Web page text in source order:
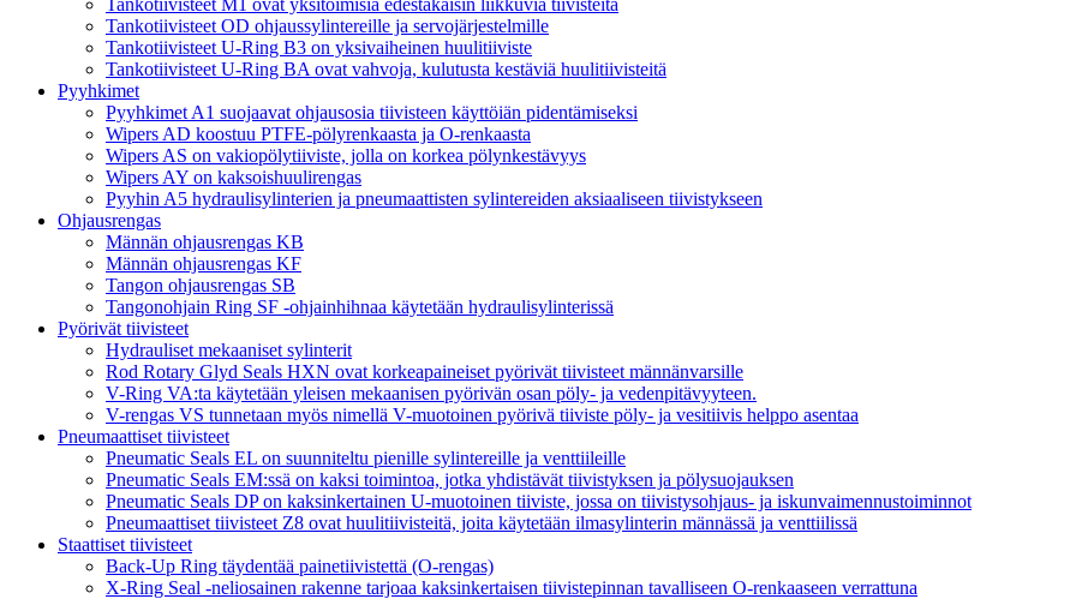
Tankotiivisteet OD ohjaussylintereille ja servojärjestelmille
Tankotiivisteet U-Ring B3 on yksivaiheinen huulitiiviste
Tankotiivisteet U-Ring BA ovat vahvoja, kulutusta kestäviä huulitiivisteitä
Pyyhkimet
Pyyhkimet A1 suojaavat ohjausosia tiivisteen käyttöiän pidentämiseksi
Wipers AD koostuu PTFE-pölyrenkaasta ja O-renkaasta
Wipers AS on vakiopölytiiviste, jolla on korkea pölynkestävyys
Wipers AY on kaksoishuulirengas
Pyyhin A5 hydraulisylinterien ja pneumaattisten sylintereiden aksiaaliseen tiivistykseen
Ohjausrengas
Männän ohjausrengas KB
Männän ohjausrengas KF
Tangon ohjausrengas SB
Tangonohjain Ring SF -ohjainhihnaa käytetään hydraulisylinterissä
Pyörivät tiivisteet
Hydrauliset mekaaniset sylinterit
Rod Rotary Glyd Seals HXN ovat korkeapaineiset pyörivät tiivisteet männänvarsille
V-Ring VA:ta käytetään yleisen mekaanisen pyörivän osan pöly- ja vedenpitävyyteen.
V-rengas VS tunnetaan myös nimellä V-muotoinen pyörivä tiiviste pöly- ja vesitiivis helppo asentaa
Pneumaattiset tiivisteet
Pneumatic Seals EL on suunniteltu pienille sylintereille ja venttiileille
Pneumatic Seals EM:ssä on kaksi toimintoa, jotka yhdistävät tiivistyksen ja pölysuojauksen
Pneumatic Seals DP on kaksinkertainen U-muotoinen tiiviste, jossa on tiivistysohjaus- ja iskunvaimennustoiminnot
Pneumaattiset tiivisteet Z8 ovat huulitiivisteitä, joita käytetään ilmasylinterin männässä ja venttiilissä
Staattiset tiivisteet
Back-Up Ring täydentää painetiivistettä (O-rengas)
X-Ring Seal -neliosainen rakenne tarjoaa kaksinkertaisen tiivistepinnan tavalliseen O-renkaaseen verrattuna